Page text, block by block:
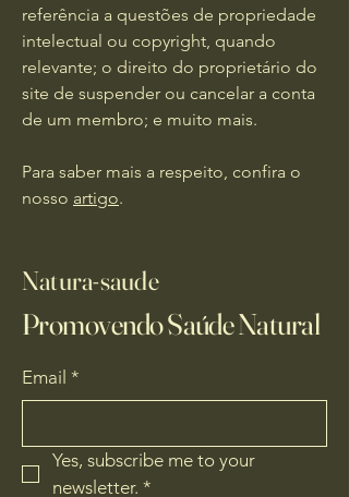
referência a questões de propriedade
intelectual ou copyright, quando
relevante; o direito do proprietário do
site de suspender ou cancelar a conta
de um membro; e muito mais.
Para saber mais a respeito, confira o
nosso artigo.
Natura-saude
Promovendo Saúde Natural
Email *
Yes, subscribe me to your
newsletter. *